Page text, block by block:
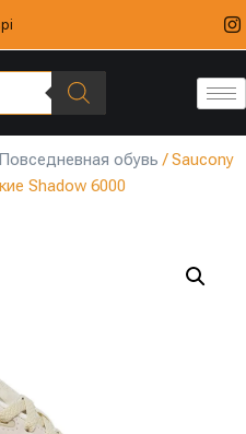
Повседневная обувь / Saucony
Shadow 6000